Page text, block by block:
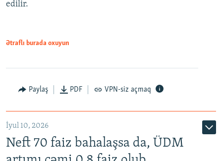
edilir.
Ətraflı burada oxuyun
Paylaş PDF VPN-siz açmaq
İyul 10, 2026
Neft 70 faiz bahalaşsa da, ÜDM